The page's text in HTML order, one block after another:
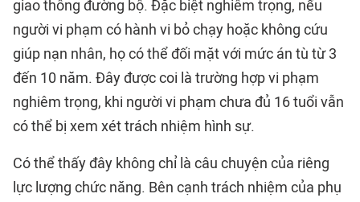
giao thông đường bộ. Đặc biệt nghiêm trọng, nếu
người vi phạm có hành vi bỏ chạy hoặc không cứu
giúp nạn nhân, họ có thể đối mặt với mức án tù từ 3
đến 10 năm. Đây được coi là trường hợp vi phạm
nghiêm trọng, khi người vi phạm chưa đủ 16 tuổi vẫn
có thể bị xem xét trách nhiệm hình sự.
Có thể thấy đây không chỉ là câu chuyện của riêng
lực lượng chức năng. Bên cạnh trách nhiệm của phụ